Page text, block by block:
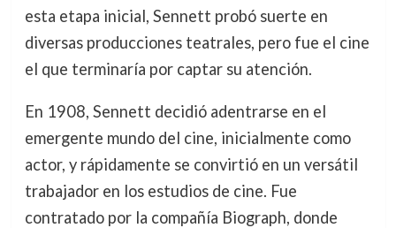
esta etapa inicial, Sennett probó suerte en
diversas producciones teatrales, pero fue el cine
el que terminaría por captar su atención.
En 1908, Sennett decidió adentrarse en el
emergente mundo del cine, inicialmente como
actor, y rápidamente se convirtió en un versátil
trabajador en los estudios de cine. Fue
contratado por la compañía Biograph, donde